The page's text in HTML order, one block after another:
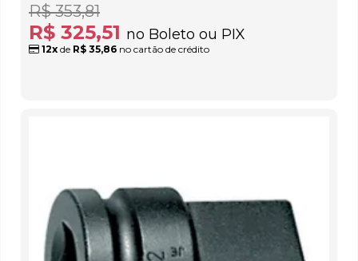
R$ 325,51 no Boleto ou PIX
R$ 353,81
12x de R$ 35,86 no cartão de crédito